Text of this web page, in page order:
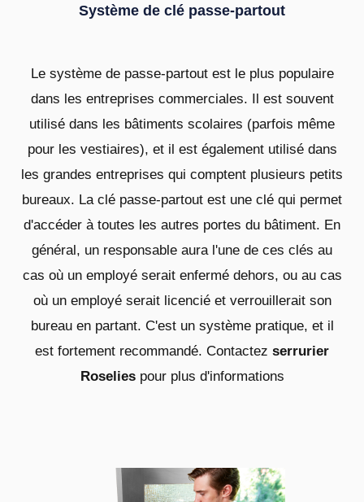
Système de clé passe-partout
Le système de passe-partout est le plus populaire
dans les entreprises commerciales. Il est souvent
utilisé dans les bâtiments scolaires (parfois même
pour les vestiaires), et il est également utilisé dans
les grandes entreprises qui comptent plusieurs petits
bureaux. La clé passe-partout est une clé qui permet
d'accéder à toutes les autres portes du bâtiment. En
général, un responsable aura l'une de ces clés au
cas où un employé serait enfermé dehors, ou au cas
où un employé serait licencié et verrouillerait son
bureau en partant. C'est un système pratique, et il
est fortement recommandé. Contactez serrurier
Roseliespour plus d'informations